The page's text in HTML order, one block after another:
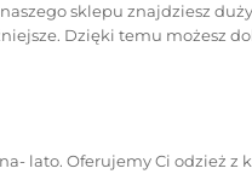
sklepu znajdziesz
Dzięki temu możesz
lato. Oferujemy Ci odzież z